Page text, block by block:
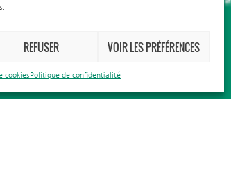
REFUSER VOIR LES PRÉFÉRENCES
cookiesPolitique de confidentialité